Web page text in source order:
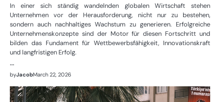
In einer sich ständig wandelnden globalen Wirtschaft stehen
Unternehmen vor der Herausforderung, nicht nur zu bestehen,
sondern auch nachhaltiges Wachstum zu generieren. Erfolgreiche
Unternehmenskonzepte sind der Motor für diesen Fortschritt und
bilden das Fundament für Wettbewerbsfähigkeit, Innovationskraft
und langfristigen Erfolg.
…
byJacobMarch 22, 2026